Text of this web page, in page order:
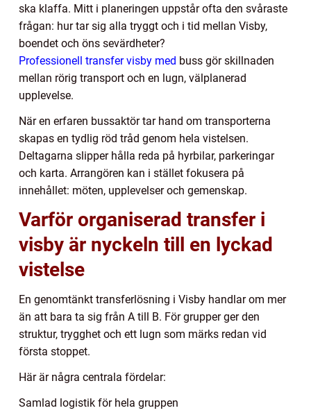
ska klaffa. Mitt i planeringen uppstår ofta den svåraste
frågan: hur tar sig alla tryggt och i tid mellan Visby,
boendet och öns sevärdheter?
Professionell transfer visby med buss gör skillnaden
mellan rörig transport och en lugn, välplanerad
upplevelse.
När en erfaren bussaktör tar hand om transporterna
skapas en tydlig röd tråd genom hela vistelsen.
Deltagarna slipper hålla reda på hyrbilar, parkeringar
och karta. Arrangören kan i stället fokusera på
innehållet: möten, upplevelser och gemenskap.
Varför organiserad transfer i
visby är nyckeln till en lyckad
vistelse
En genomtänkt transferlösning i Visby handlar om mer
än att bara ta sig från A till B. För grupper ger den
struktur, trygghet och ett lugn som märks redan vid
första stoppet.
Här är några centrala fördelar:
Samlad logistik för hela gruppen